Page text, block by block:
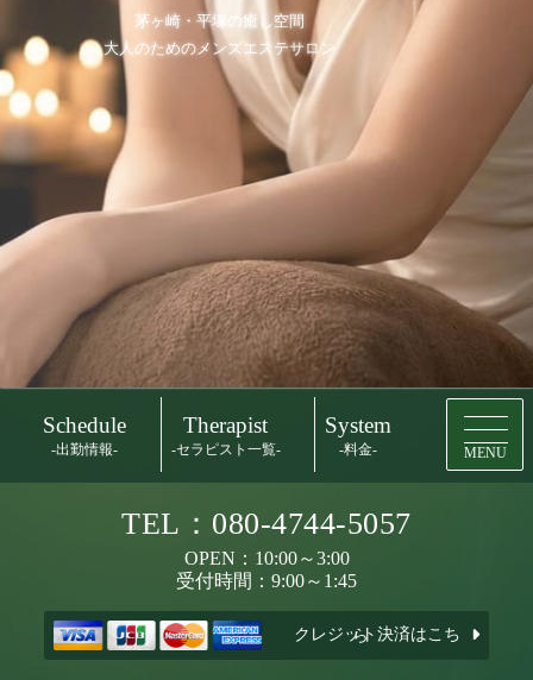
茅ヶ崎・平塚の癒し空間
大人のためのメンズエステサロン
Schedule
-出勤情報-
Therapist
-セラピスト一覧-
System
-料金- MENU
TEL：080-4744-5057
OPEN：10:00～3:00
受付時間：9:00～1:45
クレジット決済はこちら